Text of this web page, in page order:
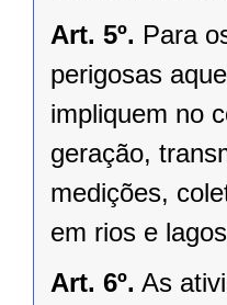
Art. 5º. Para
perigosas
impliquem no
geração,
medições,
em rios e
Art. 6º. As